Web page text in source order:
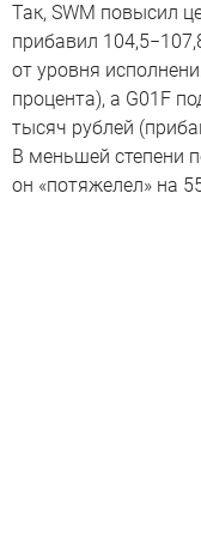
Так, SWM повысил
прибавил
от уровня
процента), а G01F
тысяч рублей
В меньшей степени
он «потяжелел» на